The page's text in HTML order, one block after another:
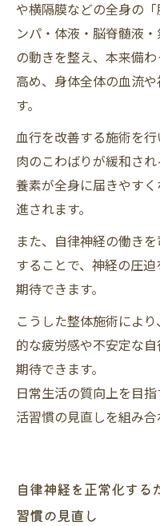
や横隔膜などの全身の
ンパ・体液・脳脊髄液
の動きを整え、本来備
高め、身体全体の血流
す。
血行を改善する施術を
肉のこわばりが緩和さ
養素が全身に届きやす
進されます。
また、自律神経の働き
することで、神経の圧
期待できます。
こうした整体施術によ
的な疲労感や不安定な
期待できます。
日常生活の質向上を目
活習慣の見直しを組み合
自律神経を正常化する
習慣の見直し